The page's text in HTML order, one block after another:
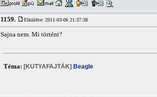
1159. Elküldve: 2011-03-06 21:37:38
Sajna nem. Mi történt?
Téma: [KUTYAFAJTÁK] Beagle